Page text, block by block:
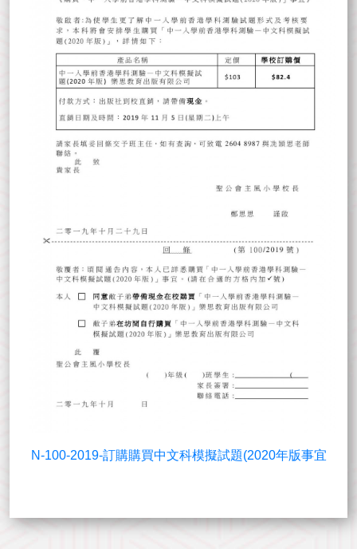
N-100-2019-訂購購買中文科模擬試題(2020年版事宜